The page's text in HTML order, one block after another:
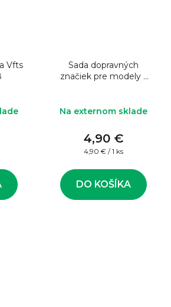
Vfts
Sada dopravných
značiek pre modely 5
Na externom sklade
4,90 €
Jednotková
4,90 € / 1 ks
DO KOŠÍKA